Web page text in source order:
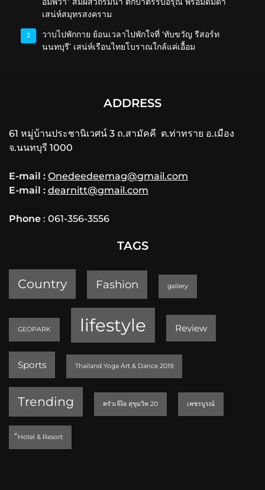
เสน่ห์สมุทรสงคราม
2
วาบไปพักกาย ย้อนเวลาไปพักใจที่ ‘ทับขวัญ รีสอร์ท
นนทบุรี’ เสน่ห์เรือนไทยโบราณใกล้แค่เอื้อม
ADDRESS
61 หมู่บ้านประชานิเวศน์ 3 ถ.สามัคคี ต.ท่าทราย อ.เมือง
จ.นนทบุรี 1000
E-mail : Onedeedeemag@gmail.com
E-mail : dearnitt@gmail.com
Phone : 061-356-3556
TAGS
Country Fashion gallery
GEOPARK lifestyle Review
Sports Thailand Yoga Art & Dance 2019
Trending ครัวเจ๊ง้อ สุขุมวิท 20 เพชรบูรณ์
็Hotel & Resort